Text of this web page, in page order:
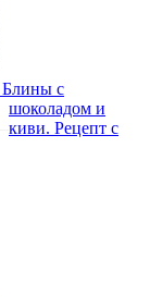
Блины с
шоколадом и
киви. Рецепт с